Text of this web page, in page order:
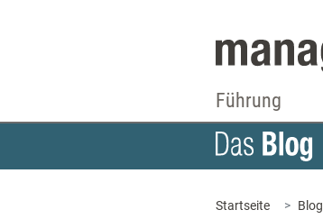
Führung
Startseite Blog